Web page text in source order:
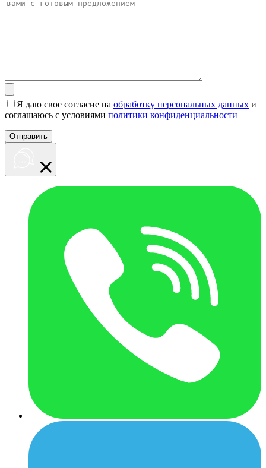
Я даю свое согласие на обработку персональных данных и
соглашаюсь с условиями политики конфиденциальности